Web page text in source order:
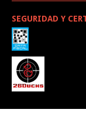
SEGURIDAD Y